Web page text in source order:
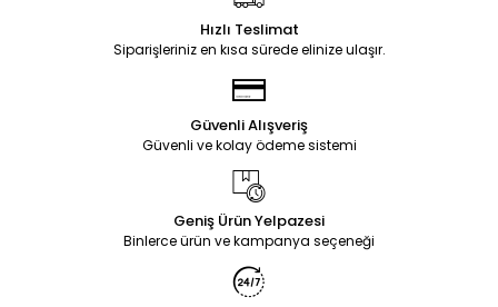
Hızlı Teslimat
Siparişleriniz en kısa sürede elinize ulaşır.
Güvenli Alışveriş
Güvenli ve kolay ödeme sistemi
Geniş Ürün Yelpazesi
Binlerce ürün ve kampanya seçeneği